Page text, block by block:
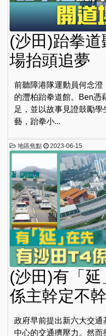
(沙田)跆拳
場抬頭追夢
前聽障港隊運動員何念
的灃柏跆拳道館。Ben憑
足，並以故事見證鼓勵
藝，跆拳小...
地區焦點 2023-06-15
(沙田)有「
係主幹定不
政府早前提出新六大交
中心的交通擠壓力。然而